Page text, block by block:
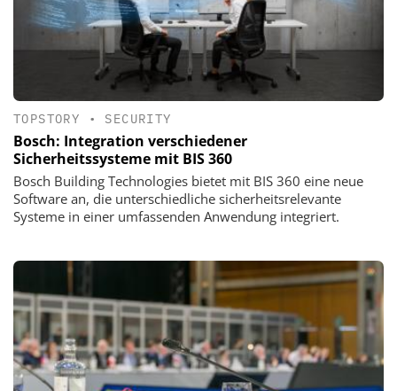
TOPSTORY • SECURITY
Bosch: Integration verschiedener
Sicherheitssysteme mit BIS 360
Bosch Building Technologies bietet mit BIS 360 eine neue
Software an, die unterschiedliche sicherheitsrelevante
Systeme in einer umfassenden Anwendung integriert.